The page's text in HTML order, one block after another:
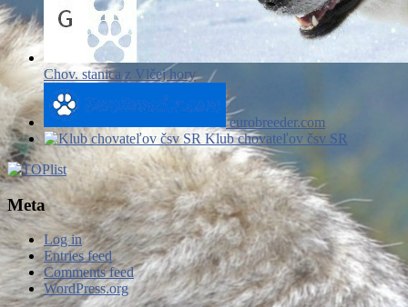
Chov. stanica z Vlčej hory
eurobreeder.com
Klub chovateľov čsv SR
Meta
Log in
Entries feed
Comments feed
WordPress.org